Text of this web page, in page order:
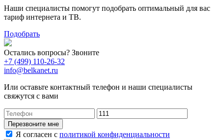
Наши специалисты помогут подобрать оптимальный для вас
тариф интернета и ТВ.
Подобрать
Остались вопросы? Звоните
+7 (499) 110-26-32
info@belkanet.ru
Или оставьте контактный телефон и наши специалисты
свяжутся с вами
Перезвоните мне
Я согласен с политикой конфиденциальности